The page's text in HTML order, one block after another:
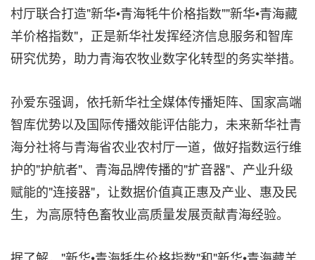
村厅联合打造"新华•青海牦牛价格指数""新华•青海藏
羊价格指数"，正是新华社发挥经济信息服务和智库
研究优势，助力青海农牧业数字化转型的务实举措。
孙爱东强调，依托新华社全媒体传播矩阵、国家高端
智库优势以及国际传播效能评估能力，未来新华社青
海分社将与青海省农业农村厅一道，做好指数运行维
护的"护航者"、青海品牌传播的"扩音器"、产业升级
赋能的"连接器"，让数据价值真正惠及产业、惠及民
生，为高原特色畜牧业高质量发展贡献青海经验。